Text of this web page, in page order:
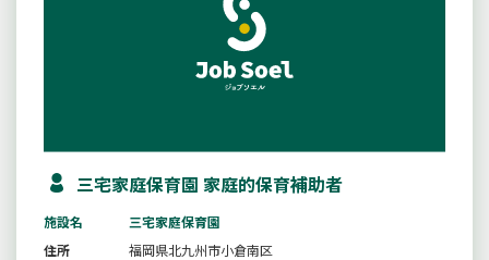
三宅家庭保育園 家庭的保育補助者
施設名
三宅家庭保育園
住所
福岡県北九州市小倉南区